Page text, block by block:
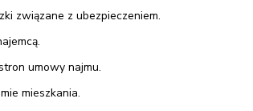
związane z ubezpieczeniem.
umowy najmu.
mieszkania.